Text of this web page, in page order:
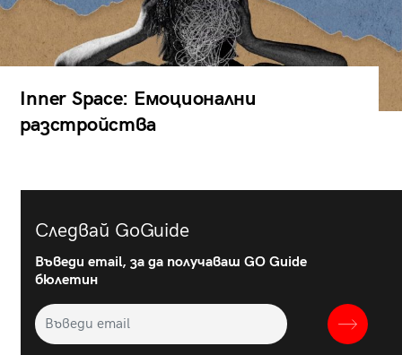
Inner Space: Емоционални
разстройства
Следвай GoGuide
Въведи email, за да получаваш GO Guide
бюлетин